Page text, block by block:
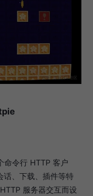
令行 HTTP 客户
话、下载、插件等特
服务器交互而设